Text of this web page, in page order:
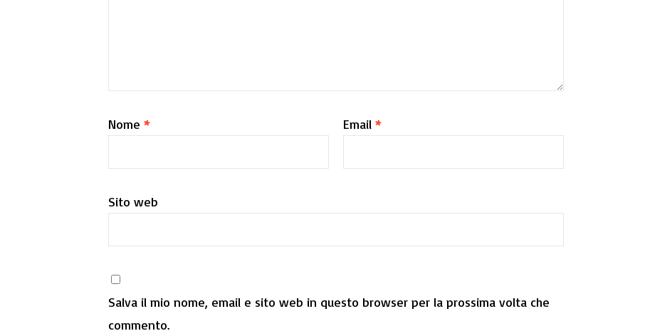
Nome * Email *
Sito web
Salva il mio nome, email e sito web in questo browser per la prossima volta che
commento.